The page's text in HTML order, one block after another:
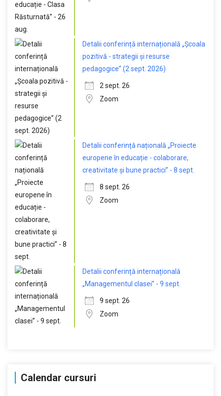
Detalii conferință internațională „Școala
pozitivă - strategii și resurse
pedagogice” (2 sept. 2026)
2 sept. 26
Zoom
Detalii conferință națională „Proiecte
europene în educație - colaborare,
creativitate și bune practici” - 8 sept.
8 sept. 26
Zoom
Detalii conferință internațională
„Managementul clasei” - 9 sept.
9 sept. 26
Zoom
Calendar cursuri